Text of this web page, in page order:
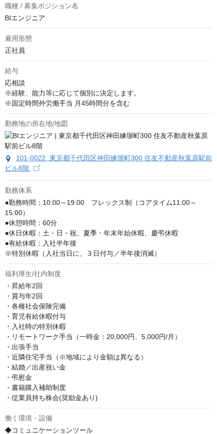
職種 / 募集ポジション名
BIエンジニア
雇用形態
正社員
給与
応相談
※経験、能力等に応じて個別に決定します。
※固定時間外労働手当 月45時間分を含む
勤務地の所在地/地図
101-0022 東京都千代田区神田練塀町300 住友不動産秋葉原駅前
ビル8階
勤務体系
●勤務時間：10:00～19:00　フレックス制（コアタイム11:00～
15:00）
●休憩時間：60分
●休日休暇：土・日・祝、夏季・年末年始休暇、慶弔休暇
●有給休暇：入社半年後
※特別休暇（入社当日に、３日付与／半年後消滅）
福利厚生/社内制度
・昇給年2回
・賞与年2回
・各種社会保険完備
・育児有給休暇付与
・入社時の特別休暇
・リモートワーク手当（一時金：20,000円、5,000円/月）
・出張手当
・近隣住宅手当（※地域により金額は異なる）
・結婚／出産祝い金
・弔慰金
・書籍購入補助制度
・従業員持ち株会(奨励金あり)
働く環境・設備
◆コミュニケーションツール